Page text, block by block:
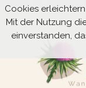
Cookies
Mit der Nutzung
einverstanden,